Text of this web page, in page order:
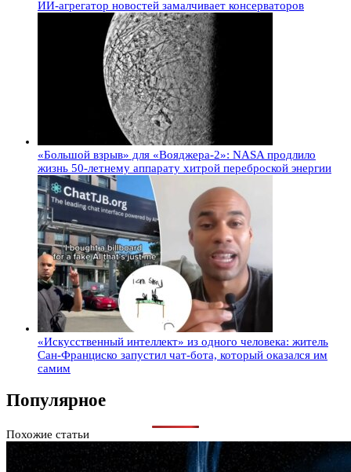
ИИ-агрегатор новостей замалчивает консерваторов
«Большой взрыв» для «Вояджера-2»: NASA продлило
жизнь 50-летнему аппарату хитрой переброской энергии
«Искусственный интеллект» из одного человека: житель
Сан-Франциско запустил чат-бота, который оказался им
самим
Популярное
Похожие статьи